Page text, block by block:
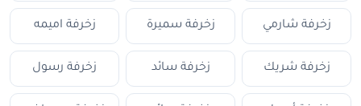
زخرفة شارمي زخرفة سميرة زخرفة اميمه
زخرفة شريك زخرفة سائد زخرفة رسول